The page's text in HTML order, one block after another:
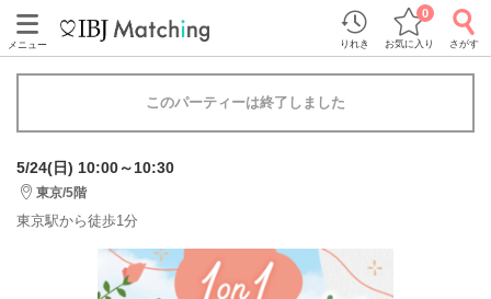
メニュー りれき お気に入り
0
さがす
このパーティーは終了しました
5/24(日) 10:00～10:30
東京/5階
東京駅から徒歩1分